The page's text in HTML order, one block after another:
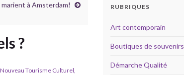
à Amsterdam!
?
Nouveau Tourisme Culturel,
RUBRIQUES
Art contemporain
Boutiques de souvenirs
Démarche Qualité